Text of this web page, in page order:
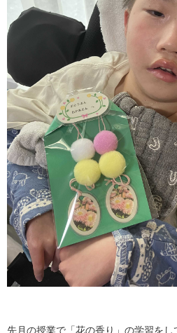
先月の授業で「花の香り」の学習をし